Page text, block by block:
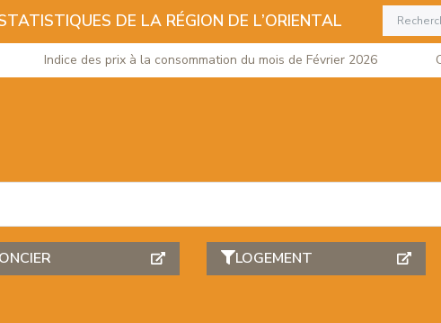
DE LA RÉGION DE L’ORIENTAL
Indice des prix à la consommation du mois de Février 2026
LOGEMENT